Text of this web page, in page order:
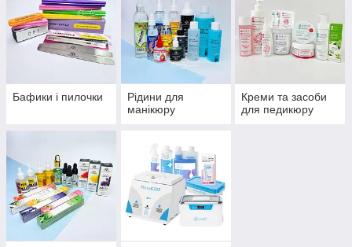
Бафики і пилочки
Рідини для
манікюру
Креми та засоби
для педикюру